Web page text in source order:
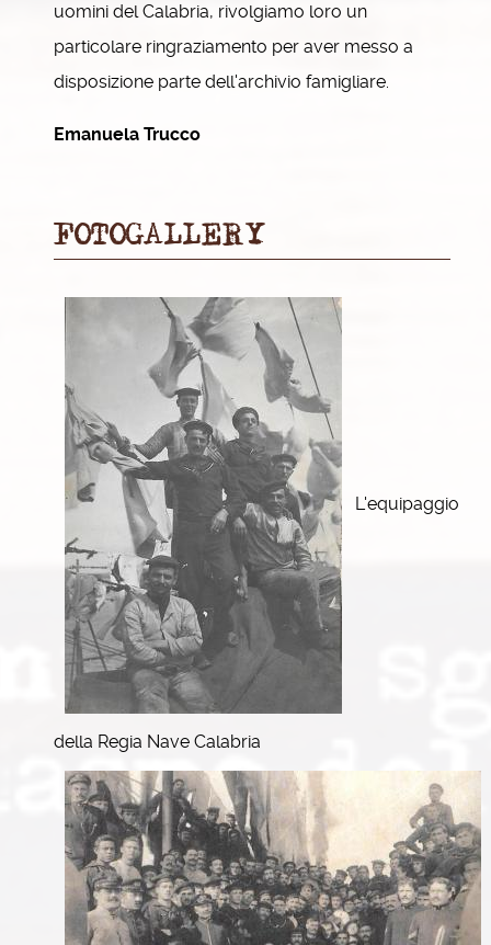
uomini del Calabria, rivolgiamo loro un
particolare ringraziamento per aver messo a
disposizione parte dell'archivio famigliare.
Emanuela Trucco
FOTOGALLERY
L'equipaggio
della Regia Nave Calabria